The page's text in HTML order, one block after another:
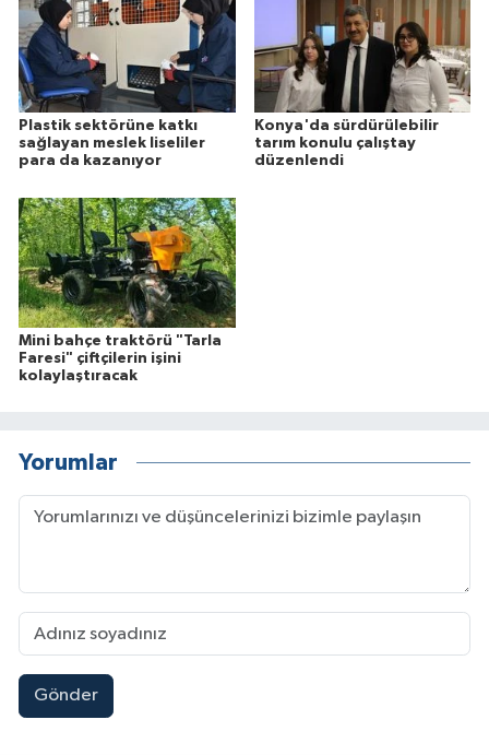
Plastik sektörüne katkı
sağlayan meslek liseliler
para da kazanıyor
Konya'da sürdürülebilir
tarım konulu çalıştay
düzenlendi
Mini bahçe traktörü "Tarla
Faresi" çiftçilerin işini
kolaylaştıracak
Yorumlar
Gönder